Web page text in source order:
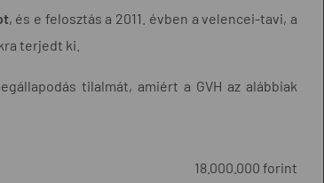
, és e felosztás a 2011. évben a velencei-tavi, a
terjedt ki.
tilalmát, amiért a GVH az alábbiak
18.000.000 forint